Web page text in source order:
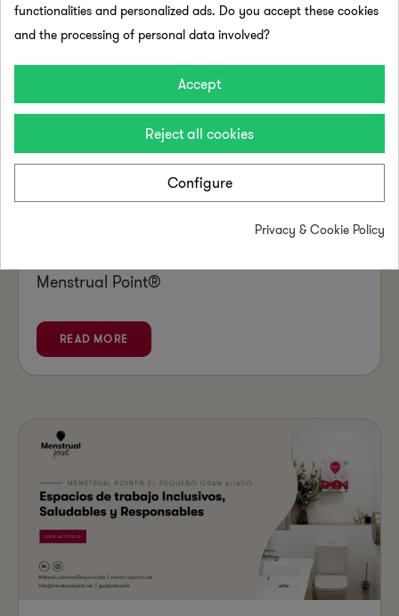
Cómo alcanzar los Objetivos de Desarrollo
Sostenible (ODS) alzándote como empresa
Menstrual Point®
READ MORE
functionalities and personalized ads. Do you accept these cookies
and the processing of personal data involved?
Accept
Reject all cookies
Configure
Privacy & Cookie Policy